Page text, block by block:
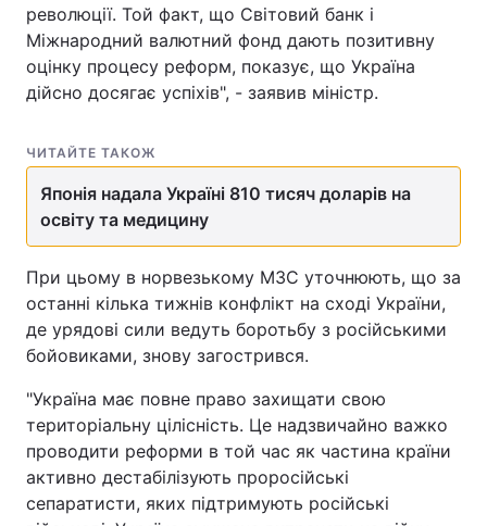
революції. Той факт, що Світовий банк і
Міжнародний валютний фонд дають позитивну
оцінку процесу реформ, показує, що Україна
дійсно досягає успіхів", - заявив міністр.
ЧИТАЙТЕ ТАКОЖ
Японія надала Україні 810 тисяч доларів на
освіту та медицину
При цьому в норвезькому МЗС уточнюють, що за
останні кілька тижнів конфлікт на сході України,
де урядові сили ведуть боротьбу з російськими
бойовиками, знову загострився.
"Україна має повне право захищати свою
територіальну цілісність. Це надзвичайно важко
проводити реформи в той час як частина країни
активно дестабілізують проросійські
сепаратисти, яких підтримують російські